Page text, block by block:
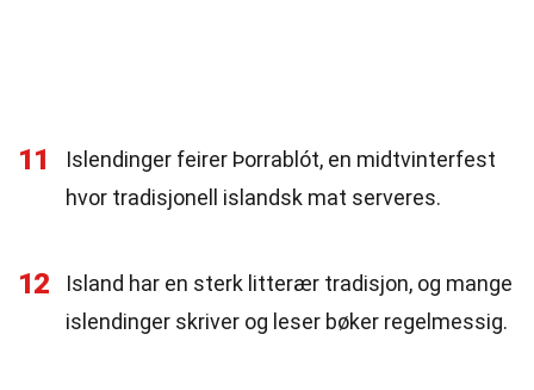
11
Islendinger feirer Þorrablót, en midtvinterfest
hvor tradisjonell islandsk mat serveres.
12
Island har en sterk litterær tradisjon, og mange
islendinger skriver og leser bøker regelmessig.